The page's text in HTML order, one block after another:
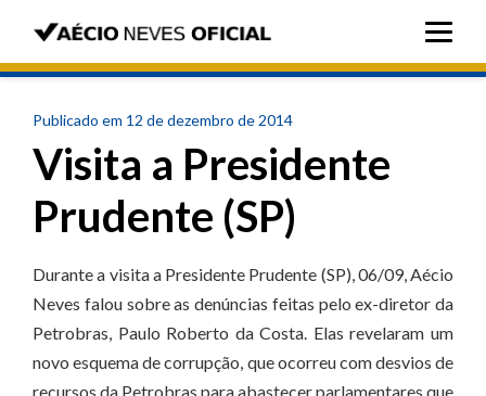
Publicado em 12 de dezembro de 2014
Visita a Presidente
Prudente (SP)
Durante a visita a Presidente Prudente (SP), 06/09, Aécio
Neves falou sobre as denúncias feitas pelo ex-diretor da
Petrobras, Paulo Roberto da Costa. Elas revelaram um
novo esquema de corrupção, que ocorreu com desvios de
recursos da Petrobras para abastecer parlamentares que